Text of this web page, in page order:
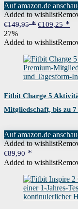
Auf amazon.de
Added to wishlist
€149,95
war:
€149,95
€109,25
27%
Added to wishlist
Fitbit Charge 5
Mitgliedschaft, bis zu
Auf amazon.de
Added to wishlist
€89,90
Added to wishlist